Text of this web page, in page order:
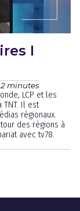
I
minutes
LCP et les
Il est
régionaux.
des régions à
avec tv78.